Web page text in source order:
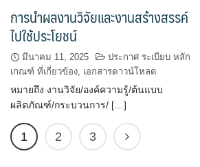
การนำผลงานวิจัยและงานสร้างสรรค์
ไปใช้ประโยชน์
มีนาคม 11, 2025
ประกาศ ระเบียบ หลัก
เกณฑ์ ที่เกี่ยวข้อง, เอกสารดาวน์โหลด
หมายถึง งานวิจัย/องค์ความรู้/ต้นแบบ
ผลิตภัณฑ์/กระบวนการ/ […]
1 2 3